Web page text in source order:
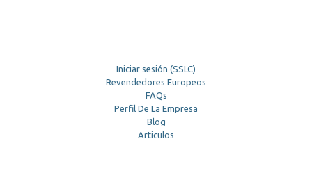
Iniciar sesión (SSLC)
Revendedores Europeos
FAQs
Perfil De La Empresa
Blog
Articulos